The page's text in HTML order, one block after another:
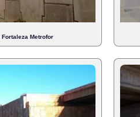
Fortaleza Metrofor